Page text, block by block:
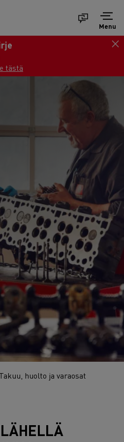
Menu
tästä
Takuu, huolto ja varaosat